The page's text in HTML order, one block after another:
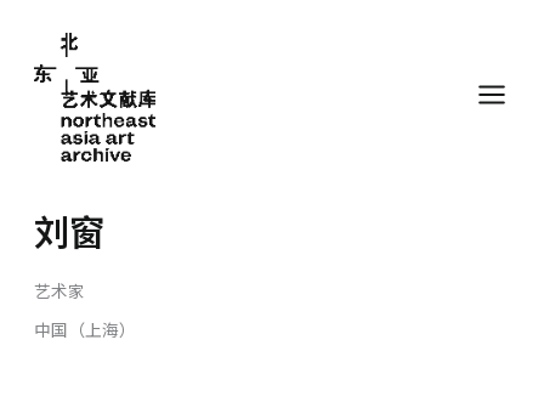
刘窗
艺术家
中国（上海）